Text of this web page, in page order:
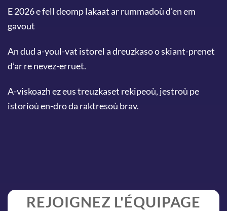
E 2026 e fell deomp lakaat ar rummadoù d’en em
gavout
An dud a-youl-vat istorel a dreuzkaso o skiant-prenet
d’ar re nevez-erruet.
A-viskoazh ez eus treuzkaset rekipeoù, jestroù pe
istorioù en-dro da raktresoù brav.
REJOIGNEZ L'ÉQUIPAGE